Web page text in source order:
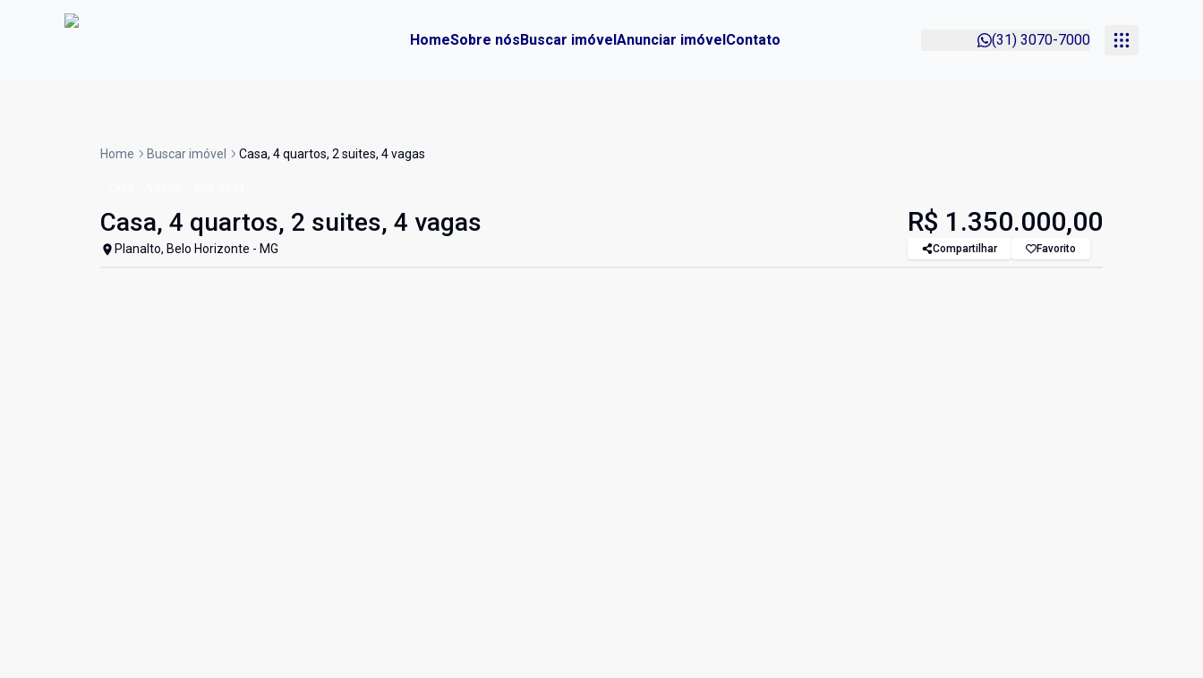
HomeSobre nósBuscar imóvelAnunciar imóvelContato (31) 3070-7000
Home Buscar imóvel Casa, 4 quartos, 2 suites, 4 vagas
Casa, 4 quartos, 2 suites, 4 vagas
Planalto, Belo Horizonte - MG
R$ 1.350.000,00
Compartilhar Favorito